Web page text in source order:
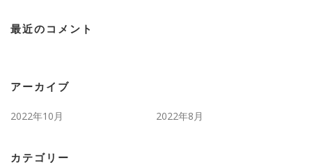
最近のコメント
アーカイブ
2022年10月 2022年8月
カテゴリー